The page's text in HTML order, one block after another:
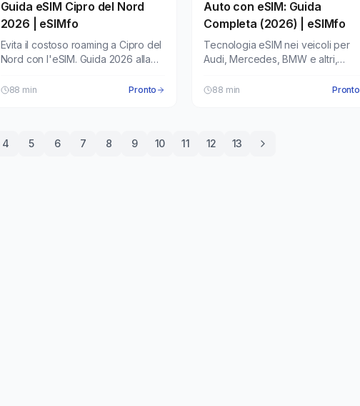
Piani dati eSIM
Guida eSIM Cipro del Nord
2026 | eSIMfo
Evita il costoso roaming a Cipro del
Nord con l'eSIM. Guida 2026 alla
configurazione.
88 min Pronto
Piani dati eSIM
Auto con eSIM: Guida
Completa (2026) | eSIMfo
Tecnologia eSIM nei veicoli per
Audi, Mercedes, BMW e altri,
88 min Pronto
4 5 6 7 8 9 10 11 12 13